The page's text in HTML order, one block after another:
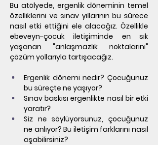
Bu atölyede, ergenlik döneminin temel
özelliklerini ve sınav yıllarının bu sürece
nasıl etki ettiğini ele alacağız. Özellikle
ebeveyn-çocuk iletişiminde en sık
yaşanan "anlaşmazlık noktalarını"
çözüm yollarıyla tartışacağız.
Ergenlik dönemi nedir? Çocuğunuz
bu süreçte ne yaşıyor?
Sınav baskısı ergenlikte nasıl bir etki
yaratır?
Siz ne söylüyorsunuz, çocuğunuz
ne anlıyor? Bu iletişim farklarını nasıl
aşabilirsiniz?